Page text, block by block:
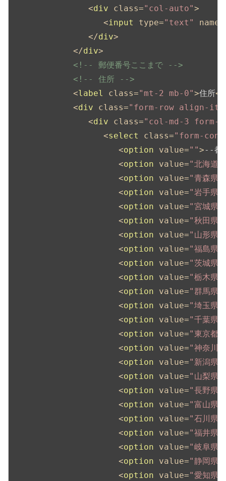
<div class="col-auto">
<input type="text" name
</div>
</div>
<!-- 郵便番号ここまで -->
<!-- 住所 -->
<label class="mt-2 mb-0">住所</
<div class="form-row align-
<div class="col-md-3 form-
<select class="form-
<option value="">--都
<option value="北海道"
<option value="青森県"
<option value="岩手県"
<option value="宮城県"
<option value="秋田県"
<option value="山形県"
<option value="福島県"
<option value="茨城県"
<option value="栃木県"
<option value="群馬県"
<option value="埼玉県"
<option value="千葉県"
<option value="東京都"
<option value="神奈川
<option value="新潟県"
<option value="山梨県"
<option value="長野県"
<option value="富山県"
<option value="石川県"
<option value="福井県"
<option value="岐阜県"
<option value="静岡県"
<option value="愛知県"